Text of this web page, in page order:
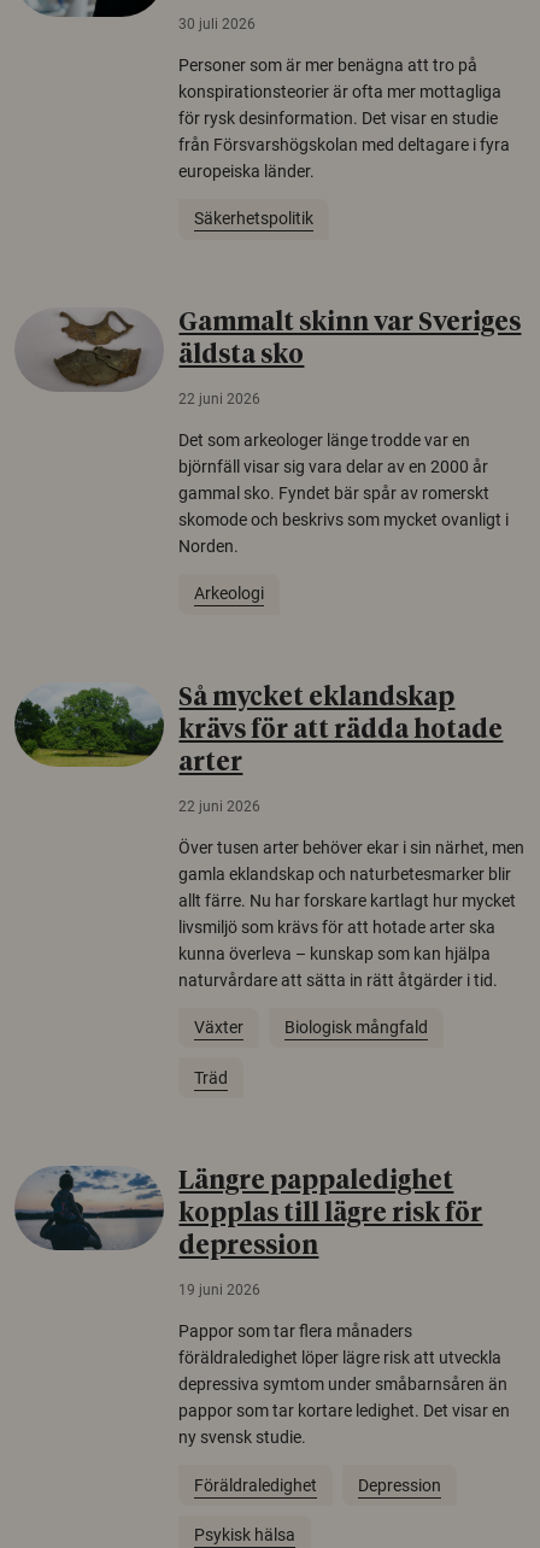
30 juli 2026
Personer som är mer benägna att tro på
konspirationsteorier är ofta mer mottagliga
för rysk desinformation. Det visar en studie
från Försvarshögskolan med deltagare i fyra
europeiska länder.
Säkerhetspolitik
Gammalt skinn var Sveriges
äldsta sko
22 juni 2026
Det som arkeologer länge trodde var en
björnfäll visar sig vara delar av en 2000 år
gammal sko. Fyndet bär spår av romerskt
skomode och beskrivs som mycket ovanligt i
Norden.
Arkeologi
Så mycket eklandskap
krävs för att rädda hotade
arter
22 juni 2026
Över tusen arter behöver ekar i sin närhet, men
gamla eklandskap och naturbetesmarker blir
allt färre. Nu har forskare kartlagt hur mycket
livsmiljö som krävs för att hotade arter ska
kunna överleva – kunskap som kan hjälpa
naturvårdare att sätta in rätt åtgärder i tid.
Växter Biologisk mångfald
Träd
Längre pappaledighet
kopplas till lägre risk för
depression
19 juni 2026
Pappor som tar flera månaders
föräldraledighet löper lägre risk att utveckla
depressiva symtom under småbarnsåren än
pappor som tar kortare ledighet. Det visar en
ny svensk studie.
Föräldraledighet Depression
Psykisk hälsa